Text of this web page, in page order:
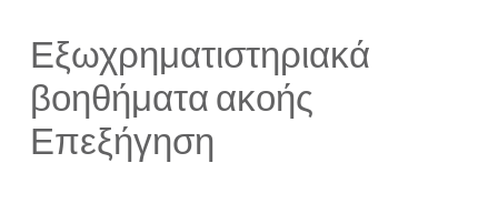
Εξωχρηματιστηριακά
βοηθήματα ακοής
Επεξήγηση